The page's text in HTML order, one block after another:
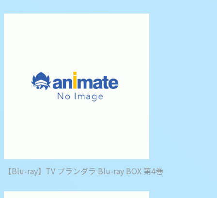
【Blu-ray】TV プランダラ Blu-ray BOX 第4巻